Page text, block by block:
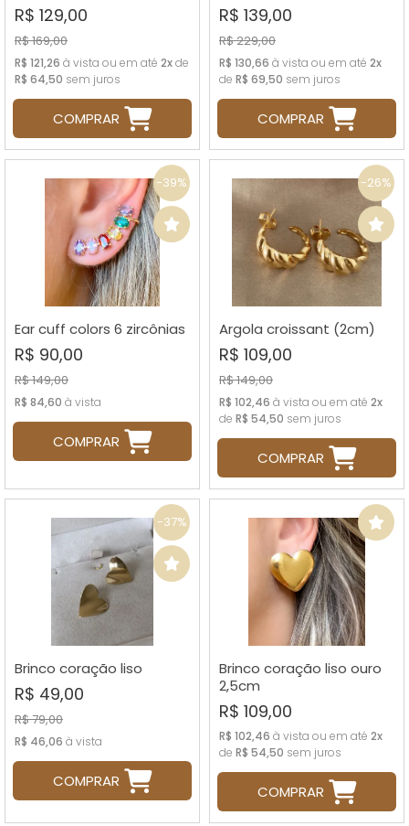
R$ 129,00
R$ 169,00
R$ 121,26 à vista ou em até 2xde
R$ 64,50 sem juros
COMPRAR
R$ 139,00
R$ 229,00
R$ 130,66 à vista ou em até 2x
de R$ 69,50 sem juros
COMPRAR
-39%
Ear cuff colors 6 zircônias
R$ 90,00
R$ 149,00
R$ 84,60 à vista
COMPRAR
-26%
Argola croissant (2cm)
R$ 109,00
R$ 149,00
R$ 102,46 à vista ou em até 2x
de R$ 54,50 sem juros
COMPRAR
-37%
Brinco coração liso
R$ 49,00
R$ 79,00
R$ 46,06 à vista
COMPRAR
Brinco coração liso ouro
2,5cm
R$ 109,00
R$ 102,46 à vista ou em até 2x
de R$ 54,50 sem juros
COMPRAR